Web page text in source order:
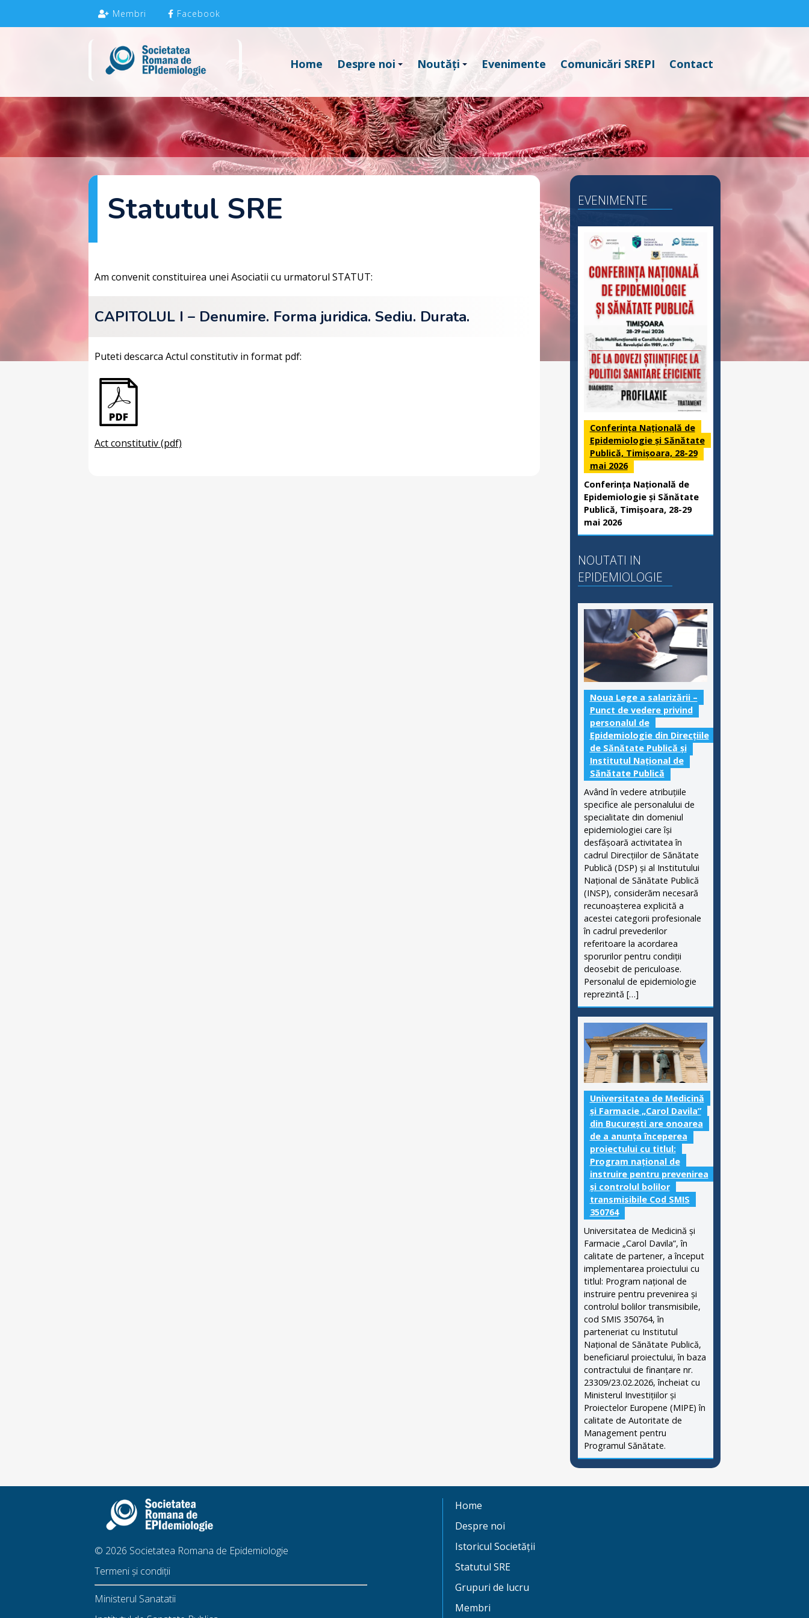
Membri Facebook
Home Despre noi Noutăți Evenimente Comunicări SREPI Contact
Statutul SRE
Am convenit constituirea unei Asociatii cu urmatorul STATUT:
CAPITOLUL I – Denumire. Forma juridica. Sediu. Durata.
Puteti descarca Actul constitutiv in format pdf:
Act constitutiv (pdf)
EVENIMENTE
Conferința Națională de
Epidemiologie și Sănătate
Publică, Timișoara, 28-29
mai 2026
Conferința Națională de
Epidemiologie și Sănătate
Publică, Timișoara, 28-29
mai 2026
NOUTATI IN
EPIDEMIOLOGIE
Noua Lege a salarizării –
Punct de vedere privind
personalul de
Epidemiologie din Direcțiile
de Sănătate Publică și
Institutul Național de
Sănătate Publică
Având în vedere atribuțiile
specifice ale personalului de
specialitate din domeniul
epidemiologiei care își
desfășoară activitatea în
cadrul Direcțiilor de Sănătate
Publică (DSP) și al Institutului
Național de Sănătate Publică
(INSP), considerăm necesară
recunoașterea explicită a
acestei categorii profesionale
în cadrul prevederilor
referitoare la acordarea
sporurilor pentru condiții
deosebit de periculoase.
Personalul de epidemiologie
reprezintă […]
Universitatea de Medicină
și Farmacie „Carol Davila”
din București are onoarea
de a anunța începerea
proiectului cu titlul:
Program național de
instruire pentru prevenirea
și controlul bolilor
transmisibile Cod SMIS
350764
Universitatea de Medicină și
Farmacie „Carol Davila”, în
calitate de partener, a început
implementarea proiectului cu
titlul: Program național de
instruire pentru prevenirea și
controlul bolilor transmisibile,
cod SMIS 350764, în
parteneriat cu Institutul
Național de Sănătate Publică,
beneficiarul proiectului, în baza
contractului de finanțare nr.
23309/23.02.2026, încheiat cu
Ministerul Investițiilor și
Proiectelor Europene (MIPE) în
calitate de Autoritate de
Management pentru
Programul Sănătate.
Home
Despre noi
Istoricul Societății
Statutul SRE
Grupuri de lucru
Membri
© 2026 Societatea Romana de Epidemiologie
Termeni și condiții
Ministerul Sanatatii